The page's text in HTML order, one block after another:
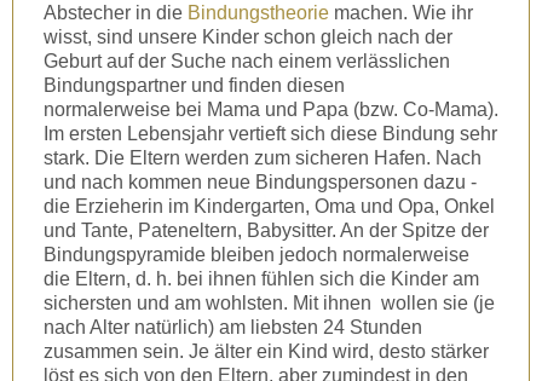
Abstecher in die Bindungstheorie machen. Wie ihr
wisst, sind unsere Kinder schon gleich nach der
Geburt auf der Suche nach einem verlässlichen
Bindungspartner und finden diesen
normalerweise bei Mama und Papa (bzw. Co-Mama).
Im ersten Lebensjahr vertieft sich diese Bindung sehr
stark. Die Eltern werden zum sicheren Hafen. Nach
und nach kommen neue Bindungspersonen dazu -
die Erzieherin im Kindergarten, Oma und Opa, Onkel
und Tante, Pateneltern, Babysitter. An der Spitze der
Bindungspyramide bleiben jedoch normalerweise
die Eltern, d. h. bei ihnen fühlen sich die Kinder am
sichersten und am wohlsten. Mit ihnen wollen sie (je
nach Alter natürlich) am liebsten 24 Stunden
zusammen sein. Je älter ein Kind wird, desto stärker
löst es sich von den Eltern, aber zumindest in den